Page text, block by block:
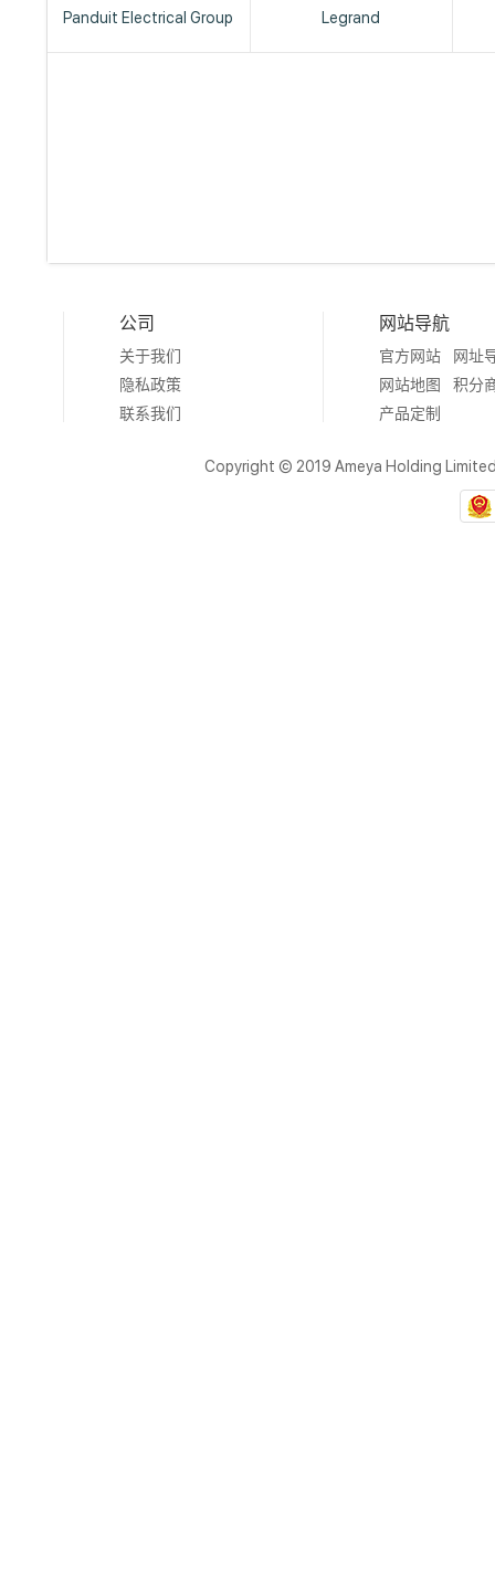
Panduit Electrical Group
Legrand
公司
关于我们
隐私政策
联系我们
网站导航
官方网站
网址
网站地图
积分
产品定制
Copyright © 2019 Ameya Holding